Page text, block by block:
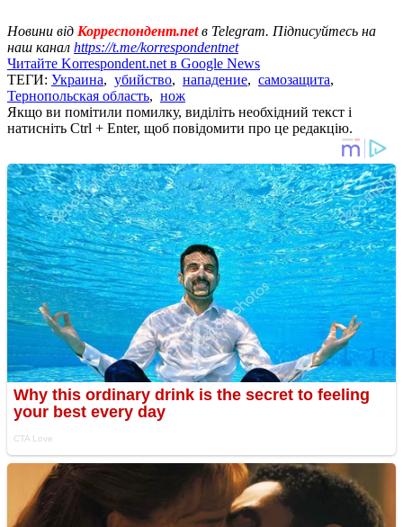
Новини від Корреспондент.netв Telegram. Підписуйтесь на
наш канал https://t.me/korrespondentnet
Читайте Korrespondent.net в Google News
ТЕГИ: Украина, убийство, нападение, самозащита,
Тернопольская область, нож
Якщо ви помітили помилку, виділіть необхідний текст і
натисніть Ctrl + Enter, щоб повідомити про це редакцію.